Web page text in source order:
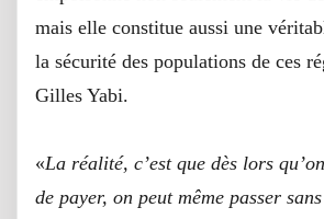
mais elle constitue aussi une
la sécurité des populations de ces
Gilles Yabi.
«La réalité, c’est que dès lors
de payer, on peut même passer